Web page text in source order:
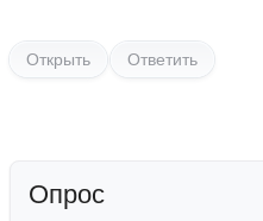
Открыть Ответить
Опрос